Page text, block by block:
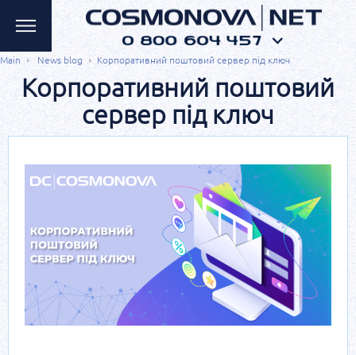
Main News blog Корпоративний поштовий сервер під ключ
Корпоративний поштовий
сервер під ключ